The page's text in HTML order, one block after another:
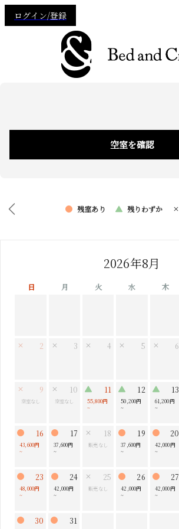
ログイン/登録
空室を確認
残室あり 残りわずか
2026年8月
日 月 火 水 木
2 3 4 5 6
9
空室なし
10
空室なし
11
55,800円
~
12
50,200円
~
13
61,200円
~
16
43,600円
~
17
37,600円
~
18
販売なし
19
37,600円
~
20
42,000円
~
23
48,000円
~
24
42,000円
~
25
販売なし
26
42,000円
~
27
42,000円
~
30 31